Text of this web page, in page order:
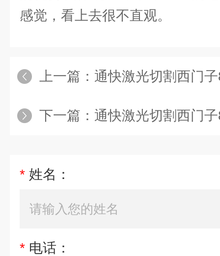
感觉，看上去很不直观。
上一篇： 通快激光切割西门子
下一篇： 通快激光切割西门子840D
* 姓名：
* 电话：